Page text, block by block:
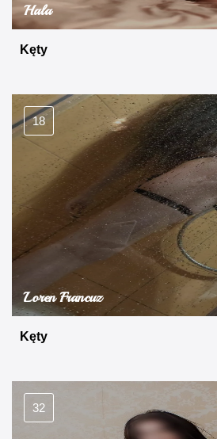
Hala
Kęty
18
Loren Francuz
Kęty
32